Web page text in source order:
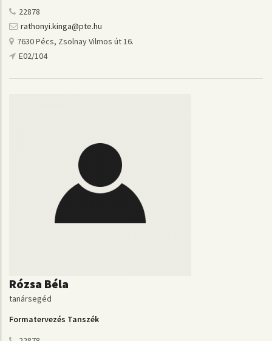
22878
rathonyi.kinga@pte.hu
7630 Pécs, Zsolnay Vilmos út 16.
E02/104
Rózsa Béla
tanársegéd
Formatervezés Tanszék